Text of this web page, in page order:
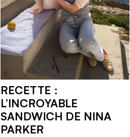
RECETTE :
L’INCROYABLE
SANDWICH DE NINA
PARKER